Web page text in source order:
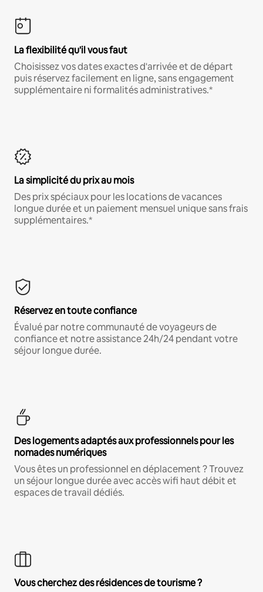
La flexibilité qu'il vous faut
Choisissez vos dates exactes d'arrivée et de départ
puis réservez facilement en ligne, sans engagement
supplémentaire ni formalités administratives.*
La simplicité du prix au mois
Des prix spéciaux pour les locations de vacances
longue durée et un paiement mensuel unique sans frais
supplémentaires.*
Réservez en toute confiance
Évalué par notre communauté de voyageurs de
confiance et notre assistance 24h/24 pendant votre
séjour longue durée.
Des logements adaptés aux professionnels pour les
nomades numériques
Vous êtes un professionnel en déplacement ? Trouvez
un séjour longue durée avec accès wifi haut débit et
espaces de travail dédiés.
Vous cherchez des résidences de tourisme ?